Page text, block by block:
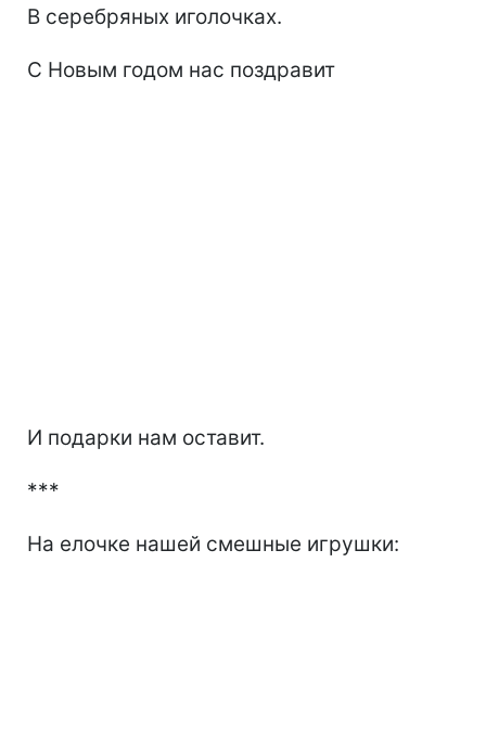
В серебряных иголочках.
С Новым годом нас поздравит
И подарки нам оставит.
***
На елочке нашей смешные игрушки: